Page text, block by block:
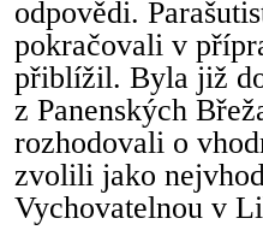
odpovědi.
pokračovali v
přiblížil. Byla již
z Panenských
rozhodovali o
zvolili jako
Vychovatelnou v